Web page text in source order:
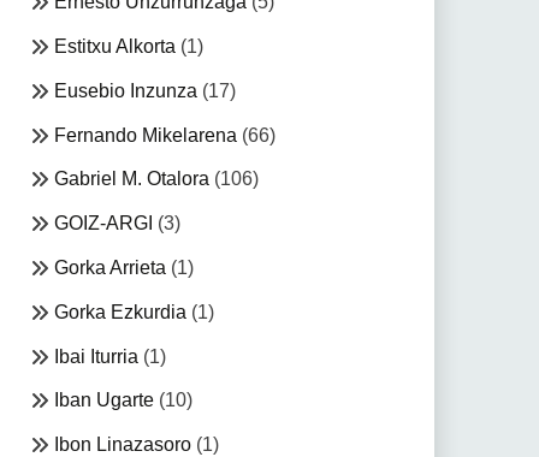
Estitxu Alkorta (1)
Eusebio Inzunza (17)
Fernando Mikelarena (66)
Gabriel M. Otalora(106)
GOIZ-ARGI (3)
Gorka Arrieta (1)
Gorka Ezkurdia (1)
Ibai Iturria (1)
Iban Ugarte(10)
Ibon Linazasoro(1)